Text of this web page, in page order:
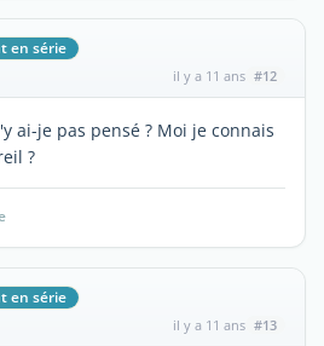
en série
il y a 11 ans #12
ai-je pas pensé ? Moi je connais
?
en série
il y a 11 ans #13